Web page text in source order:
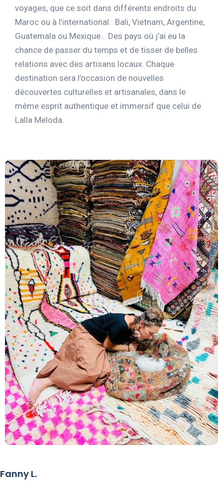
voyages, que ce soit dans différents endroits du
Maroc ou à l’international : Bali, Vietnam, Argentine,
Guatemala ou Mexique… Des pays où j’ai eu la
chance de passer du temps et de tisser de belles
relations avec des artisans locaux. Chaque
destination sera l’occasion de nouvelles
découvertes culturelles et artisanales, dans le
même esprit authentique et immersif que celui de
Lalla Meloda.
Fanny L.